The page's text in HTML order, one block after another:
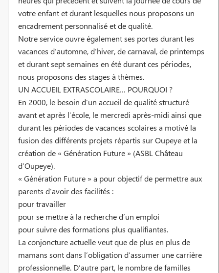
votre enfant et durant lesquelles nous proposons un
encadrement personnalisé et de qualité.
Notre service ouvre également ses portes durant les
vacances d’automne, d’hiver, de carnaval, de printemps
et durant sept semaines en été durant ces périodes,
nous proposons des stages à thèmes.
UN ACCUEIL EXTRASCOLAIRE… POURQUOI ?
En 2000, le besoin d’un accueil de qualité structuré
avant et après l’école, le mercredi après-midi ainsi que
durant les périodes de vacances scolaires a motivé la
fusion des différents projets répartis sur Oupeye et la
création de « Génération Future » (ASBL Château
d’Oupeye).
« Génération Future » a pour objectif de permettre aux
parents d’avoir des facilités :
pour travailler
pour se mettre à la recherche d’un emploi
pour suivre des formations plus qualifiantes.
La conjoncture actuelle veut que de plus en plus de
mamans sont dans l’obligation d’assumer une carrière
professionnelle. D’autre part, le nombre de familles